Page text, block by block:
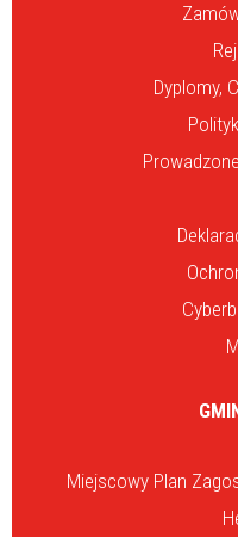
Dyplomy,
Miejscowy Plan